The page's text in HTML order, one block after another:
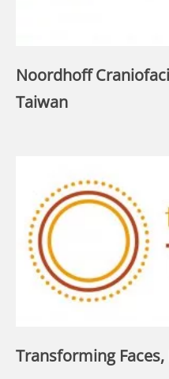
Noordhoff
Taiwan
Transforming Faces,